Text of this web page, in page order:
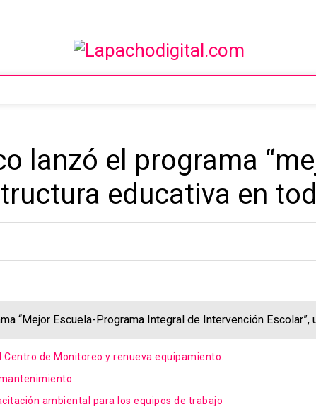
lanzó el programa
educativa en
“Mejor Escuela-Programa Integral de Intervención
de Monitoreo y renueva equipamiento.
ambiental para los equipos de trabajo